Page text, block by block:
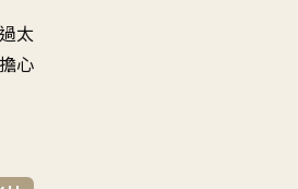
太
心